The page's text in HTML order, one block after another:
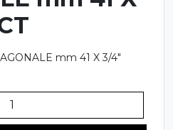
mm 41 X 3/4″